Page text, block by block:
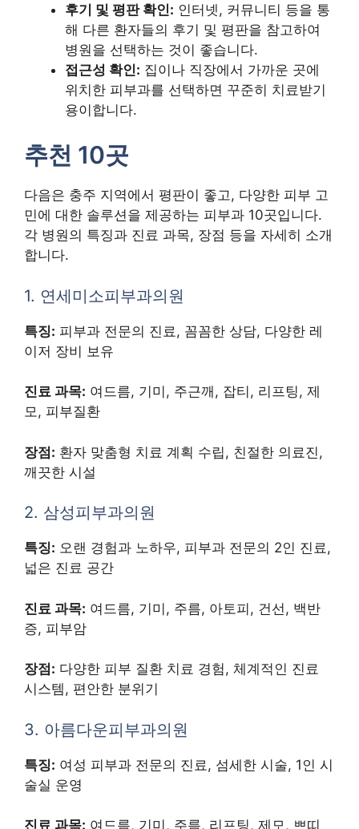
후기 및 평판 확인: 인터넷, 커뮤니티 등을 통
해 다른 환자들의 후기 및 평판을 참고하여
병원을 선택하는 것이 좋습니다.
접근성 확인: 집이나 직장에서 가까운 곳에
위치한 피부과를 선택하면 꾸준히 치료받기
용이합니다.
추천 10곳
다음은 충주 지역에서 평판이 좋고, 다양한 피부 고
민에 대한 솔루션을 제공하는 피부과 10곳입니다.
각 병원의 특징과 진료 과목, 장점 등을 자세히 소개
합니다.
1. 연세미소피부과의원
특징: 피부과 전문의 진료, 꼼꼼한 상담, 다양한 레
이저 장비 보유
진료 과목: 여드름, 기미, 주근깨, 잡티, 리프팅, 제
모, 피부질환
장점: 환자 맞춤형 치료 계획 수립, 친절한 의료진,
깨끗한 시설
2. 삼성피부과의원
특징: 오랜 경험과 노하우, 피부과 전문의 2인 진료,
넓은 진료 공간
진료 과목: 여드름, 기미, 주름, 아토피, 건선, 백반
증, 피부암
장점: 다양한 피부 질환 치료 경험, 체계적인 진료
시스템, 편안한 분위기
3. 아름다운피부과의원
특징: 여성 피부과 전문의 진료, 섬세한 시술, 1인 시
술실 운영
진료 과목: 여드름, 기미, 주름, 리프팅, 제모, 쁘띠